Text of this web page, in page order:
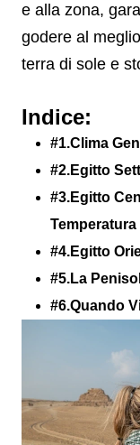
e alla zona,
godere al
terra di sole e
Indice:
#1.Clima
#2.Egitto
#3.Egitto
Temperatura
#4.Egitto
#5.La
#6.Quando